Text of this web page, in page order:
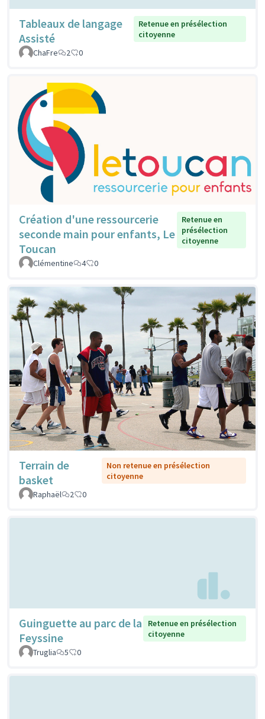
Tableaux de langage
Assisté
Retenue en présélection
citoyenne
ChaFre
2 0
Création d'une ressourcerie
seconde main pour enfants, Le
Toucan
Retenue en
présélection
citoyenne
Clémentine 4 0
Terrain de
basket
Non retenue en présélection
citoyenne
Raphaël
2 0
Guinguette au parc de la
Feyssine
Retenue en présélection
citoyenne
Truglia
5 0